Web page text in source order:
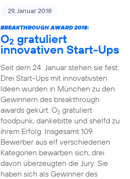
29. Januar 2018
BREAKTHROUGH AWARD 2018:
O2 gratuliert
innovativen Start-Ups
Seit dem 24. Januar stehen sie fest:
Drei Start-Ups mit innovativsten
Ideen wurden in München zu den
Gewinnern des breakthrough
awards gekürt. O2gratuliert
foodpunk, dankebitte und shelfd zu
ihrem Erfolg. Insgesamt 109
Bewerber aus elf verschiedenen
Kategorien bewarben sich, drei
davon überzeugten die Jury: Sie
haben sich als Gewinner des